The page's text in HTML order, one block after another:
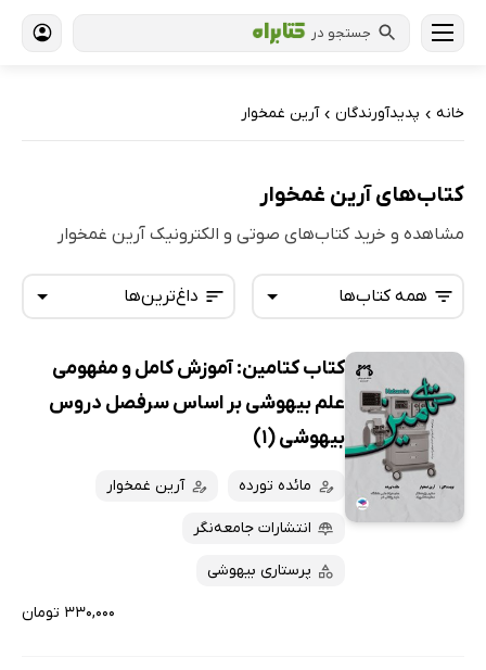
جستجو در
خانه › پدیدآورندگان › آرین غمخوار
کتاب‌های آرین غمخوار
مشاهده و خرید کتاب‌های صوتی و الکترونیک آرین غمخوار
داغ‌ترین‌ها
تازه‌ها
داغ‌ترین‌ها
پربحث‌ها
ارزان ترین‌ها
همه کتاب‌ها
همه کتاب‌ها
کتاب‌های صوتی
کتاب‌های متنی
کتاب کتامین: آموزش کامل و مفهومی
علم بیهوشی بر اساس سرفصل دروس
بیهوشی (1)
مائده تورده آرین غمخوار
انتشارات جامعه‌نگر
پرستاری بیهوشی
۳۳۰,۰۰۰ تومان